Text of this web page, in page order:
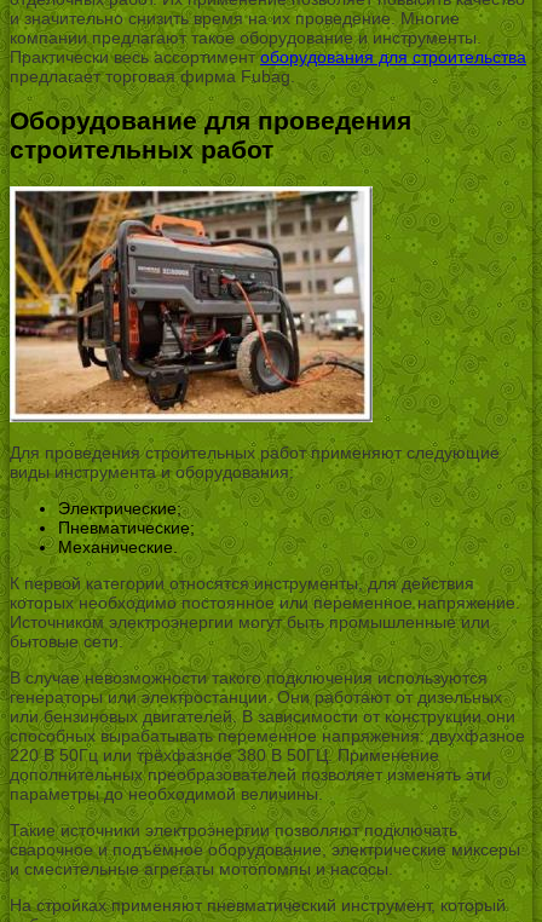
и значительно снизить время на их проведение. Многие
компании предлагают такое оборудование и инструменты.
Практически весь ассортиментоборудования для строительства
предлагает торговая фирма Fubag.
Оборудование для проведения
строительных работ
Для проведения строительных работ применяют следующие
виды инструмента и оборудования:
Электрические;
Пневматические;
Механические.
К первой категории относятся инструменты, для действия
которых необходимо постоянное или переменное напряжение.
Источником электроэнергии могут быть промышленные или
бытовые сети.
В случае невозможности такого подключения используются
генераторы или электростанции. Они работают от дизельных
или бензиновых двигателей. В зависимости от конструкции они
способных вырабатывать переменное напряжения: двухфазное
220 В 50Гц или трёхфазное 380 В 50ГЦ. Применение
дополнительных преобразователей позволяет изменять эти
параметры до необходимой величины.
Такие источники электроэнергии позволяют подключать
сварочное и подъёмное оборудование, электрические миксеры
и смесительные агрегаты мотопомпы и насосы.
На стройках применяют пневматический инструмент, который